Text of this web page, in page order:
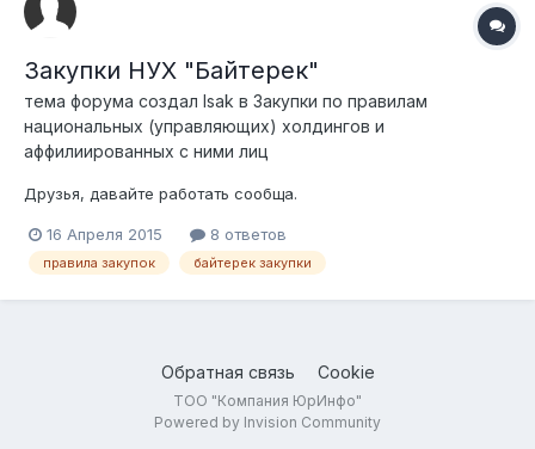
Закупки НУХ "Байтерек"
тема форума создал Isak в Закупки по правилам
национальных (управляющих) холдингов и
аффилиированных с ними лиц
Друзья, давайте работать сообща.
16 Апреля 2015 8 ответов
правила закупок байтерек закупки
Обратная связь Cookie
ТОО "Компания ЮрИнфо"
Powered by Invision Community